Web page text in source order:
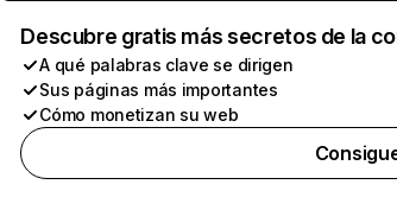
Descubre gratis más secretos de la
A qué palabras clave se dirigen
Sus páginas más importantes
Cómo monetizan su web